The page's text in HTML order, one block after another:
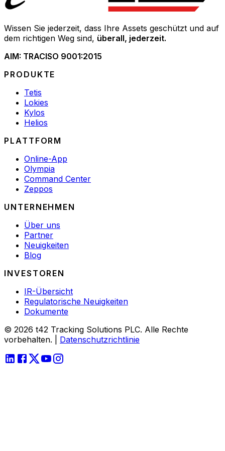
Wissen Sie jederzeit, dass Ihre Assets geschützt und auf
dem richtigen Weg sind, überall, jederzeit.
AIM: TRACISO 9001:2015
PRODUKTE
Tetis
Lokies
Kylos
Helios
PLATTFORM
Online-App
Olympia
Command Center
Zeppos
UNTERNEHMEN
Über uns
Partner
Neuigkeiten
Blog
INVESTOREN
IR-Übersicht
Regulatorische Neuigkeiten
Dokumente
© 2026 t42 Tracking Solutions PLC. Alle Rechte
vorbehalten.
Datenschutzrichtlinie